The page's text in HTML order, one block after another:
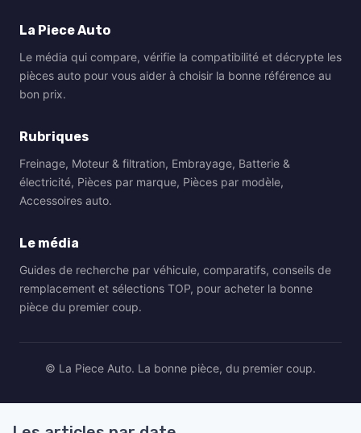
La Piece Auto
Le média qui compare, vérifie la compatibilité et décrypte les
pièces auto pour vous aider à choisir la bonne référence au
bon prix.
Rubriques
Freinage, Moteur & filtration, Embrayage, Batterie &
électricité, Pièces par marque, Pièces par modèle,
Accessoires auto.
Le média
Guides de recherche par véhicule, comparatifs, conseils de
remplacement et sélections TOP, pour acheter la bonne
pièce du premier coup.
© La Piece Auto. La bonne pièce, du premier coup.